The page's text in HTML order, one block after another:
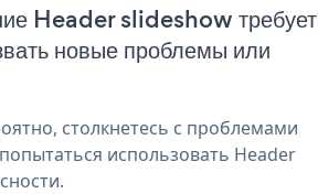
Header slideshow требует
новые проблемы или
столкнетесь с проблемами
использовать Header